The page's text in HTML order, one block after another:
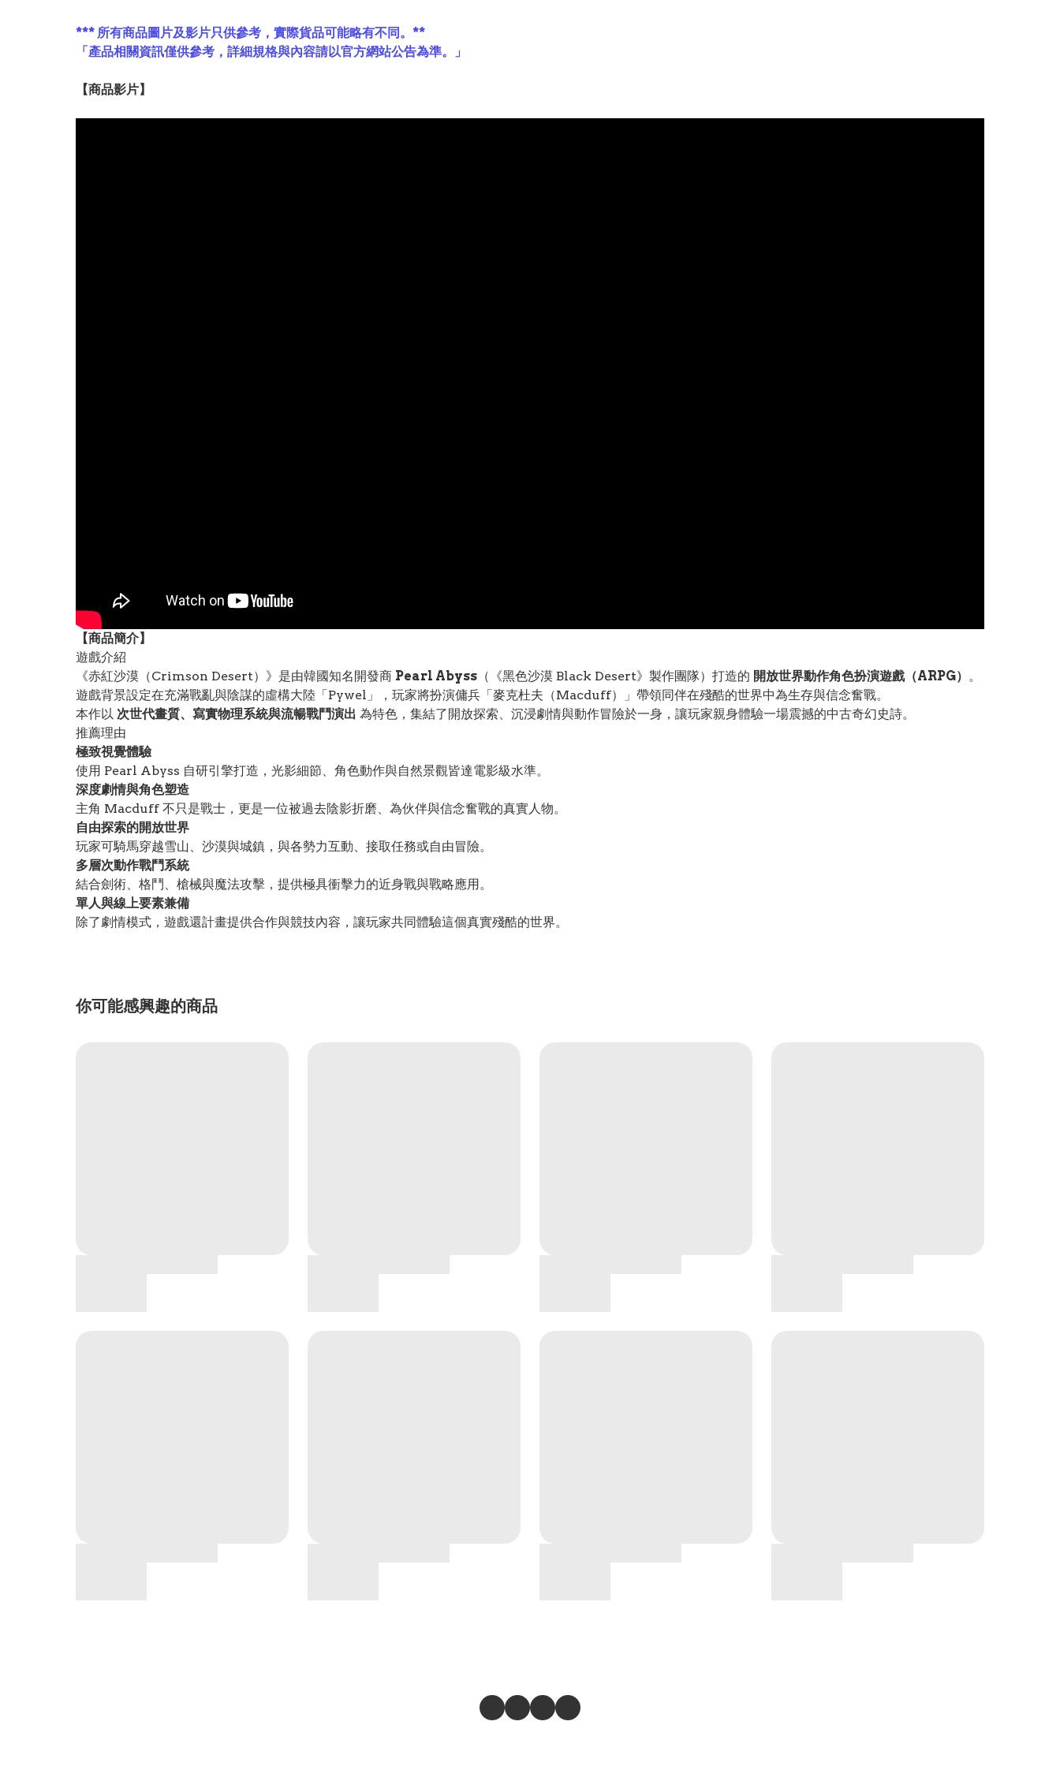
*** 所有商品圖片及影片只供參考，實際貨品可能略有不同。**
「產品相關資訊僅供參考，詳細規格與內容請以官方網站公告為準。」
【商品影片】
【商品簡介】
遊戲介紹
《赤紅沙漠（Crimson Desert）》是由韓國知名開發商 Pearl Abyss （《黑色沙漠 Black Desert》製作團隊）打造的 開放世界動作角色扮演遊戲（ARPG） 。
遊戲背景設定在充滿戰亂與陰謀的虛構大陸「Pywel」，玩家將扮演傭兵「麥克杜夫（Macduff）」帶領同伴在殘酷的世界中為生存與信念奮戰。
本作以 次世代畫質、寫實物理系統與流暢戰鬥演出 為特色，集結了開放探索、沉浸劇情與動作冒險於一身，讓玩家親身體驗一場震撼的中古奇幻史詩。
推薦理由
極致視覺體驗
使用 Pearl Abyss 自研引擎打造，光影細節、角色動作與自然景觀皆達電影級水準。
深度劇情與角色塑造
主角 Macduff 不只是戰士，更是一位被過去陰影折磨、為伙伴與信念奮戰的真實人物。
自由探索的開放世界
玩家可騎馬穿越雪山、沙漠與城鎮，與各勢力互動、接取任務或自由冒險。
多層次動作戰鬥系統
結合劍術、格鬥、槍械與魔法攻擊，提供極具衝擊力的近身戰與戰略應用。
單人與線上要素兼備
除了劇情模式，遊戲還計畫提供合作與競技內容，讓玩家共同體驗這個真實殘酷的世界。
你可能感興趣的商品